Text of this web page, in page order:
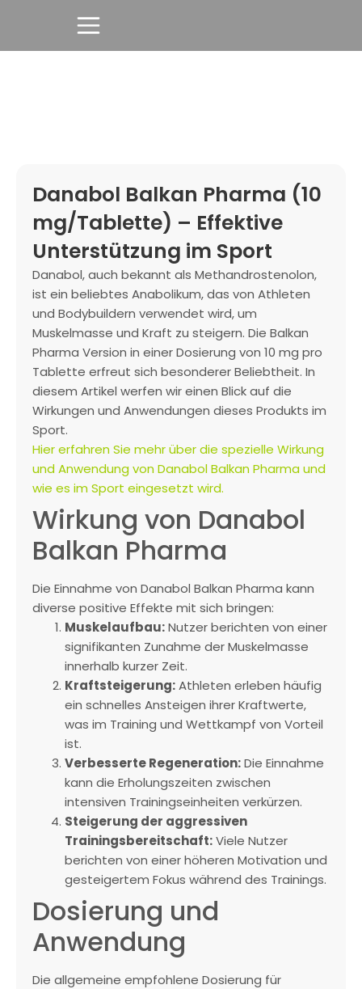
Danabol Balkan Pharma (10
mg/Tablette) – Effektive
Unterstützung im Sport
Danabol, auch bekannt als Methandrostenolon,
ist ein beliebtes Anabolikum, das von Athleten
und Bodybuildern verwendet wird, um
Muskelmasse und Kraft zu steigern. Die Balkan
Pharma Version in einer Dosierung von 10 mg pro
Tablette erfreut sich besonderer Beliebtheit. In
diesem Artikel werfen wir einen Blick auf die
Wirkungen und Anwendungen dieses Produkts im
Sport.
Hier erfahren Sie mehr über die spezielle Wirkung
und Anwendung von Danabol Balkan Pharma und
wie es im Sport eingesetzt wird.
Wirkung von Danabol
Balkan Pharma
Die Einnahme von Danabol Balkan Pharma kann
diverse positive Effekte mit sich bringen:
Muskelaufbau:Nutzer berichten von einer
signifikanten Zunahme der Muskelmasse
innerhalb kurzer Zeit.
Kraftsteigerung:Athleten erleben häufig
ein schnelles Ansteigen ihrer Kraftwerte,
was im Training und Wettkampf von Vorteil
ist.
Verbesserte Regeneration:Die Einnahme
kann die Erholungszeiten zwischen
intensiven Trainingseinheiten verkürzen.
Steigerung der aggressiven
Trainingsbereitschaft:Viele Nutzer
berichten von einer höheren Motivation und
gesteigertem Fokus während des Trainings.
Dosierung und
Anwendung
Die allgemeine empfohlene Dosierung für